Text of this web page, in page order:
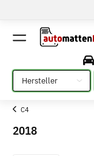
Bitte auswählen
C4
2018